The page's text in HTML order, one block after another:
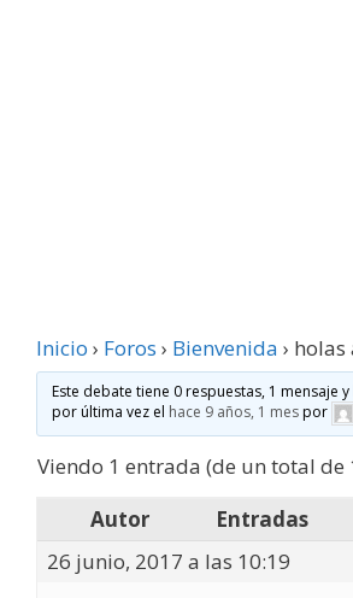
Inicio › Foros › Bienvenida › holas
Este debate tiene 0 respuestas, 1 mensaje
por última vez el hace 9 años, 1 mespor
Viendo 1 entrada (de un total de
Autor
Entradas
26 junio, 2017 a las 10:19